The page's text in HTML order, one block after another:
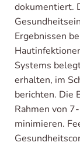
dokumentiert.
Ergebnissen
Systems
erhalten, im
berichten. Die
Rahmen von
minimieren.